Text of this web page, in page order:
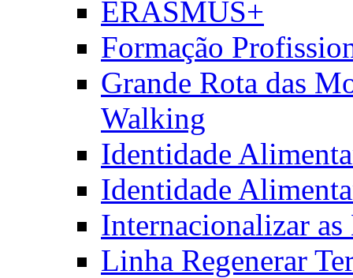
ERASMUS+
Formação
Grande Rota das
Walking
Identidade
Identidade
Internacionalizar
Linha Regenerar